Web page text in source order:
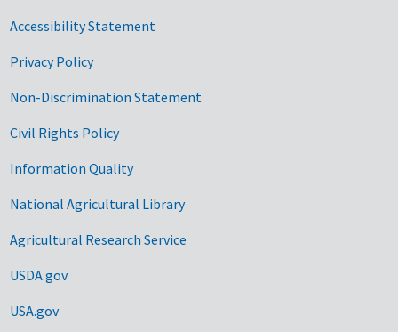
Accessibility Statement
Privacy Policy
Non-Discrimination Statement
Civil Rights Policy
Information Quality
National Agricultural Library
Agricultural Research Service
USDA.gov
USA.gov